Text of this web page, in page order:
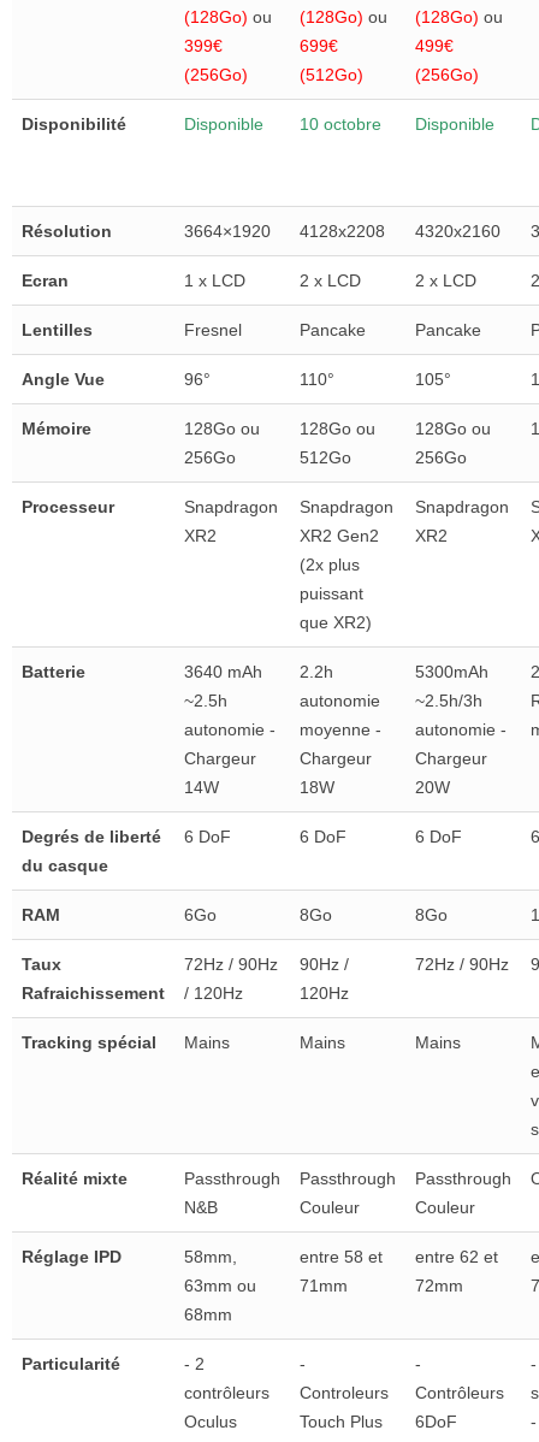
(128Go) ou
399€
(256Go)
(128Go) ou
699€
(512Go)
(128Go) ou
499€
(256Go)
Disponibilité Disponible 10 octobre Disponible
Résolution 3664×1920 4128x2208 4320x2160
Ecran 1 x LCD 2 x LCD 2 x LCD
Lentilles Fresnel Pancake Pancake
Angle Vue 96° 110° 105°
Mémoire
128Go ou
256Go
128Go ou
512Go
128Go ou
256Go
Processeur
Snapdragon
XR2
Snapdragon
XR2 Gen2
(2x plus
puissant
que XR2)
Snapdragon
XR2
Batterie
3640 mAh
~2.5h
autonomie -
Chargeur
14W
2.2h
autonomie
moyenne -
Chargeur
18W
5300mAh
~2.5h/3h
autonomie -
Chargeur
20W
Degrés de liberté
du casque
6 DoF 6 DoF 6 DoF
RAM 6Go 8Go 8Go
Taux
Rafraichissement
72Hz / 90Hz
/ 120Hz
90Hz /
120Hz
72Hz / 90Hz
Tracking spécial Mains Mains Mains
Réalité mixte
Passthrough
N&B
Passthrough
Couleur
Passthrough
Couleur
Réglage IPD
58mm,
63mm ou
68mm
entre 58 et
71mm
entre 62 et
72mm
Particularité
- 2
contrôleurs
Oculus
-
Controleurs
Touch Plus
-
Contrôleurs
6DoF
-